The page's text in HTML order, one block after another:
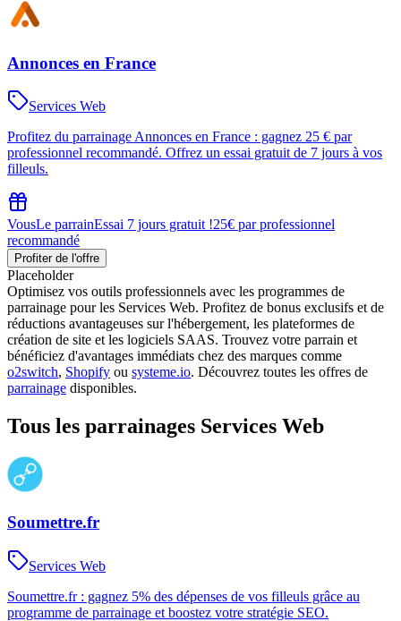
Annonces en France
Services Web
Profitez du parrainage Annonces en France : gagnez 25 € par
professionnel recommandé. Offrez un essai gratuit de 7 jours à vos
filleuls.
VousLe parrainEssai 7 jours gratuit !25€ par professionnel
recommandé
Profiter de l'offre
Placeholder
Optimisez vos outils professionnels avec les programmes de
parrainage pour les Services Web. Profitez de bonus exclusifs et de
réductions avantageuses sur l'hébergement, les plateformes de
création de site et les logiciels SAAS. Trouvez votre parrain et
bénéficiez d'avantages immédiats chez des marques comme
o2switch, Shopify ou systeme.io. Découvrez toutes les offres de
parrainage disponibles.
Tous les parrainages Services Web
Soumettre.fr
Services Web
Soumettre.fr : gagnez 5% des dépenses de vos filleuls grâce au
programme de parrainage et boostez votre stratégie SEO.